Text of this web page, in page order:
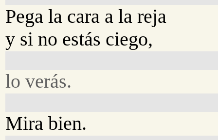
Pega la cara a la reja
y si no estás ciego,
lo verás.
Mira bien.